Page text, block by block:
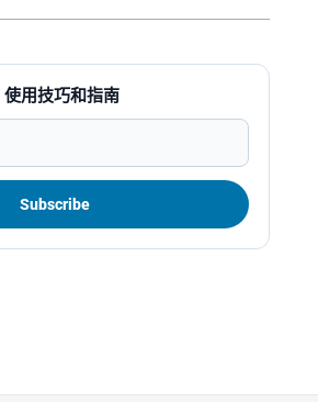
使用技巧和指南